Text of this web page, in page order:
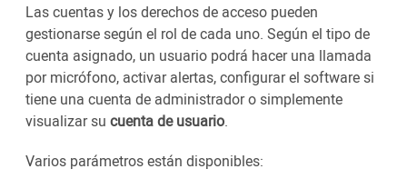
Las cuentas y los derechos de acceso pueden
gestionarse según el rol de cada uno. Según el tipo de
cuenta asignado, un usuario podrá hacer una llamada
por micrófono, activar alertas, configurar el software si
tiene una cuenta de administrador o simplemente
visualizar su cuenta de usuario.
Varios parámetros están disponibles: